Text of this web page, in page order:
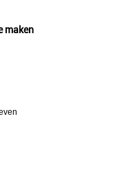
maken